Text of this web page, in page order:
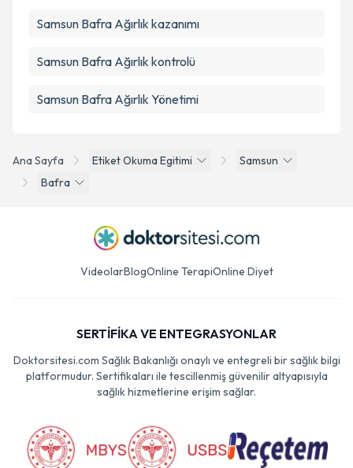
Ana Sayfa Etiket Okuma Egitimi
Samsun
Bafra
Samsun Bafra Ağırlık kazanımı
Samsun Bafra Ağırlık kontrolü
Samsun Bafra Ağırlık Yönetimi
VideolarBlogOnline TerapiOnline Diyet
SERTİFİKA VE ENTEGRASYONLAR
Doktorsitesi.com Sağlık Bakanlığı onaylı ve entegreli bir sağlık bilgi
platformudur. Sertifikaları ile tescillenmiş güvenilir altyapısıyla
sağlık hizmetlerine erişim sağlar.